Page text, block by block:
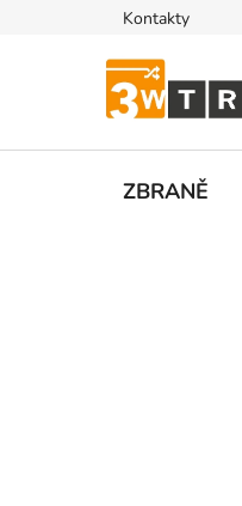
Kontakty
ZBRANĚ